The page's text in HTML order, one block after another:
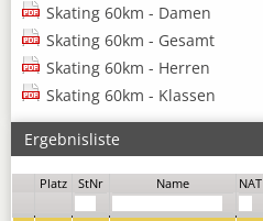
Skating 60km - Damen
Skating 60km - Gesamt
Skating 60km - Herren
Skating 60km - Klassen
Ergebnisliste
Platz
StNr Name NAT